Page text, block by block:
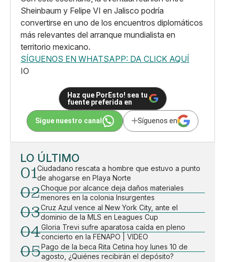
Sheinbaum y Felipe VI en Jalisco podría
convertirse en uno de los encuentros diplomáticos
más relevantes del arranque mundialista en
territorio mexicano.
SÍGUENOS EN WHATSAPP: DA CLICK AQUÍ
IO
Haz que PorEsto! sea tu
fuente preferida en
Sigue nuestro canal Síguenos en
LO ÚLTIMO
01Ciudadano rescata a hombre que estuvo a punto
de ahogarse en Playa Norte
02Choque por alcance deja daños materiales
menores en la colonia Insurgentes
03Cruz Azul vence al New York City, ante el
dominio de la MLS en Leagues Cup
04Gloria Trevi sufre aparatosa caída en pleno
concierto en la FENAPO | VIDEO
05Pago de la beca Rita Cetina hoy lunes 10 de
agosto, ¿Quiénes recibirán el depósito?